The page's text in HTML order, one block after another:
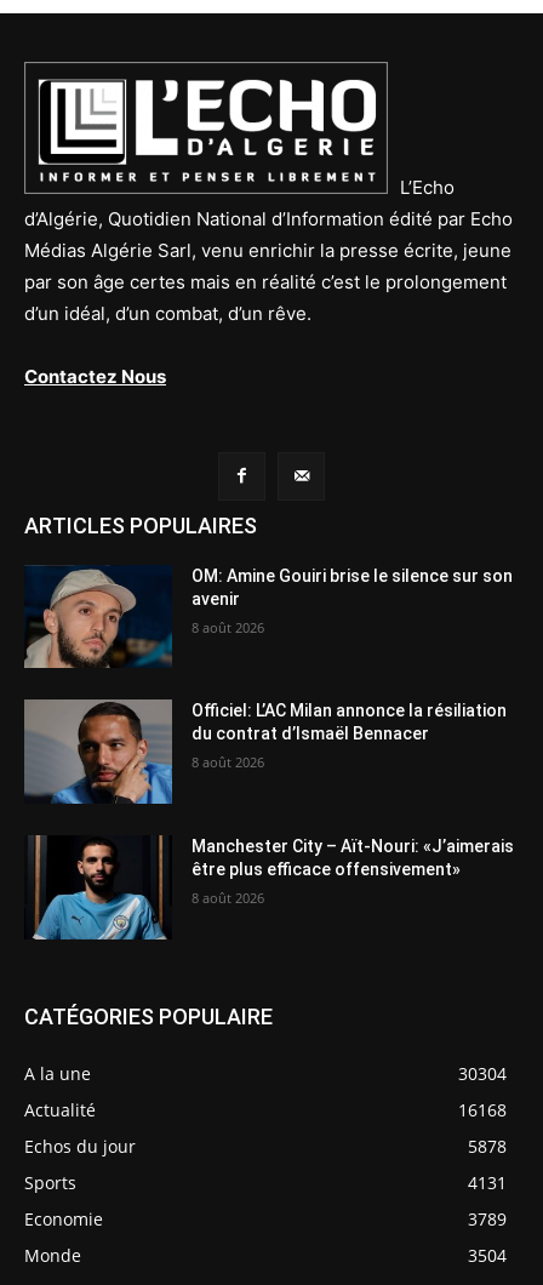
L’Echo
d’Algérie, Quotidien National d’Information édité par Echo
Médias Algérie Sarl, venu enrichir la presse écrite, jeune
par son âge certes mais en réalité c’est le prolongement
d’un idéal, d’un combat, d’un rêve.
Contactez Nous
ARTICLES POPULAIRES
OM: Amine Gouiri brise le silence sur son
avenir
8 août 2026
Officiel: L’AC Milan annonce la résiliation
du contrat d’Ismaël Bennacer
8 août 2026
Manchester City – Aït-Nouri: «J’aimerais
être plus efficace offensivement»
8 août 2026
CATÉGORIES POPULAIRE
A la une
30304
Actualité
16168
Echos du jour
5878
Sports
4131
Economie
3789
Monde
3504